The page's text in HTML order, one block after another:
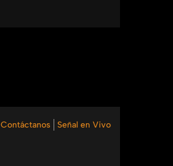
Contáctanos Señal en Vivo